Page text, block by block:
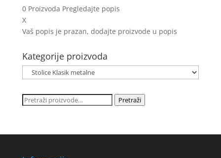
0Proizvoda Pregledajte popis
X
Vaš popis je prazan, dodajte proizvode u popis
Kategorije proizvoda
Pretraži: Pretraži